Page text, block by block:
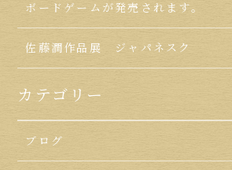
ボードゲームが発売されます。
佐藤潤作品展 ジャパネスク
カテゴリー
ブログ